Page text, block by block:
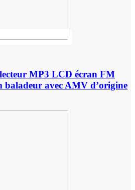
MP3 LCD écran FM
avec AMV d’origine